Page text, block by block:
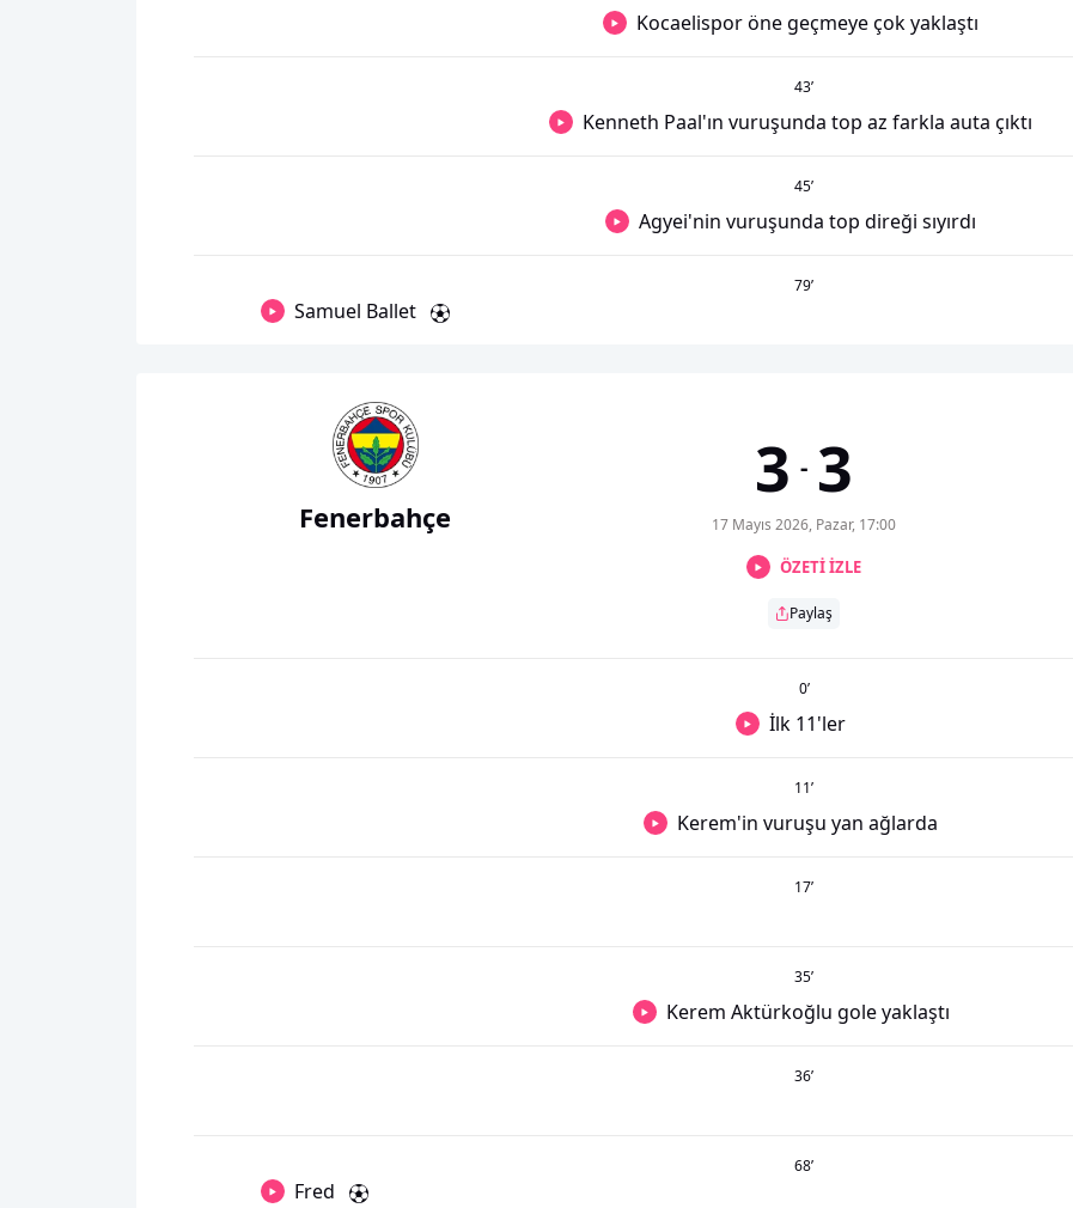
Kocaelispor öne geçmeye çok yaklaştı
43’
Kenneth Paal'ın vuruşunda top az farkla auta çıktı
45’
Agyei'nin vuruşunda top direği sıyırdı
79’
Samuel Ballet
Fenerbahçe
3 - 3
17 Mayıs 2026, Pazar, 17:00
ÖZETİ İZLE
Paylaş
0’
İlk 11'ler
11’
Kerem'in vuruşu yan ağlarda
17’
35’
Kerem Aktürkoğlu gole yaklaştı
36’
68’
Fred